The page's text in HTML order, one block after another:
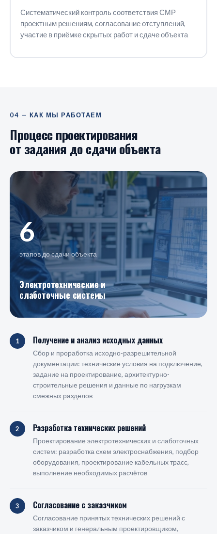
Систематический контроль соответствия СМР
проектным решениям, согласование отступлений,
участие в приёмке скрытых работ и сдаче объекта
04 — КАК МЫ РАБОТАЕМ
Процесс проектирования
от задания до сдачи объекта
6
этапов до сдачи объекта
Электротехнические и
слаботочные системы
1 Получение и анализ исходных данных
Сбор и проработка исходно-разрешительной
документации: технические условия на подключение,
задание на проектирование, архитектурно-
строительные решения и данные по нагрузкам
смежных разделов
2 Разработка технических решений
Проектирование электротехнических и слаботочных
систем: разработка схем электроснабжения, подбор
оборудования, проектирование кабельных трасс,
выполнение необходимых расчётов
3 Согласование с заказчиком
Согласование принятых технических решений с
заказчиком и генеральным проектировщиком,